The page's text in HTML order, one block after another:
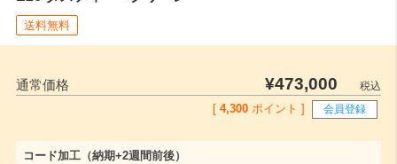
送料無料
通常価格 ¥473,000
税込
[ 4,300 ポイント ] 会員登録
コード加工（納期+2週間前後）